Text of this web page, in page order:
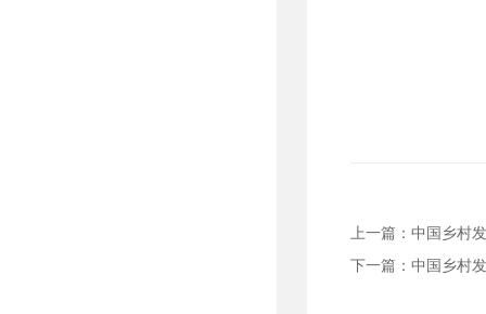
上一篇： 中国乡村
下一篇： 中国乡村